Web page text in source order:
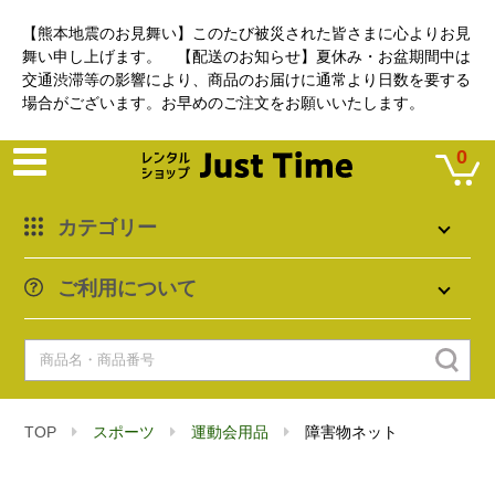
【熊本地震のお見舞い】このたび被災された皆さまに心よりお見
舞い申し上げます。 【配送のお知らせ】夏休み・お盆期間中は
交通渋滞等の影響により、商品のお届けに通常より日数を要する
場合がございます。お早めのご注文をお願いいたします。
カテゴリー
ご利用について
0
TOP スポーツ 運動会用品 障害物ネット